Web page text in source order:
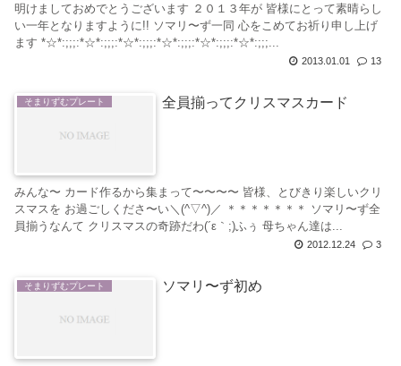
明けましておめでとうございます ２０１３年が 皆様にとって素晴らし
い一年となりますように!! ソマリ〜ず一同 心をこめてお祈り申し上げ
ます *☆*:;;;:*☆*:;;;:*☆*:;;;:*☆*:;;;:*☆*:;;;:*☆*:;;;...
2013.01.01 13
そまりずむプレート 全員揃ってクリスマスカード
みんな〜 カード作るから集まって〜〜〜〜 皆様、とびきり楽しいクリ
スマスを お過ごしくださ〜い＼(^▽^)／ ＊＊＊＊＊＊＊ ソマリ〜ず全
員揃うなんて クリスマスの奇跡だわ(´ε｀;)ふぅ 母ちゃん達は...
2012.12.24 3
そまりずむプレート ソマリ〜ず初め